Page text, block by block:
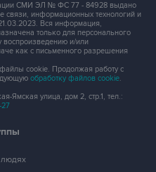
СМИ ЭЛ № ФС 77 - 84928 выдано
связи, информационных технологий и
Вся информация,
только для персонального
и/или
как с письменного разрешения
cookie. Продолжая работу с
обработку файлов cookie.
Ямская улица, дом 2, стр.1, тел.:
27